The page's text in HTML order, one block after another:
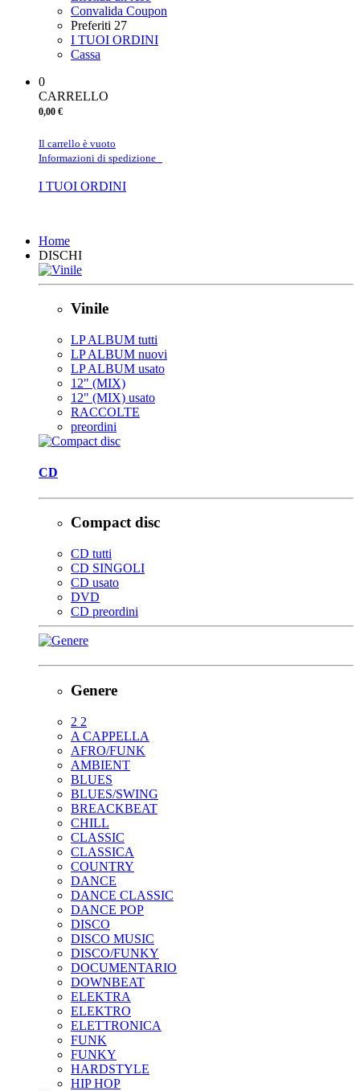
Convalida Coupon
Preferiti 27
I TUOI ORDINI
Cassa
0
CARRELLO
0,00 €
Il carrello è vuoto
Informazioni di spedizione
I TUOI ORDINI
Home
DISCHI
Vinile
LP ALBUM tutti
LP ALBUM nuovi
LP ALBUM usato
12" (MIX)
12" (MIX) usato
RACCOLTE
preordini
CD
Compact disc
CD tutti
CD SINGOLI
CD usato
DVD
CD preordini
Genere
2 2
A CAPPELLA
AFRO/FUNK
AMBIENT
BLUES
BLUES/SWING
BREACKBEAT
CHILL
CLASSIC
CLASSICA
COUNTRY
DANCE
DANCE CLASSIC
DANCE POP
DISCO
DISCO MUSIC
DISCO/FUNKY
DOCUMENTARIO
DOWNBEAT
ELEKTRA
ELEKTRO
ELETTRONICA
FUNK
FUNKY
HARDSTYLE
HIP HOP